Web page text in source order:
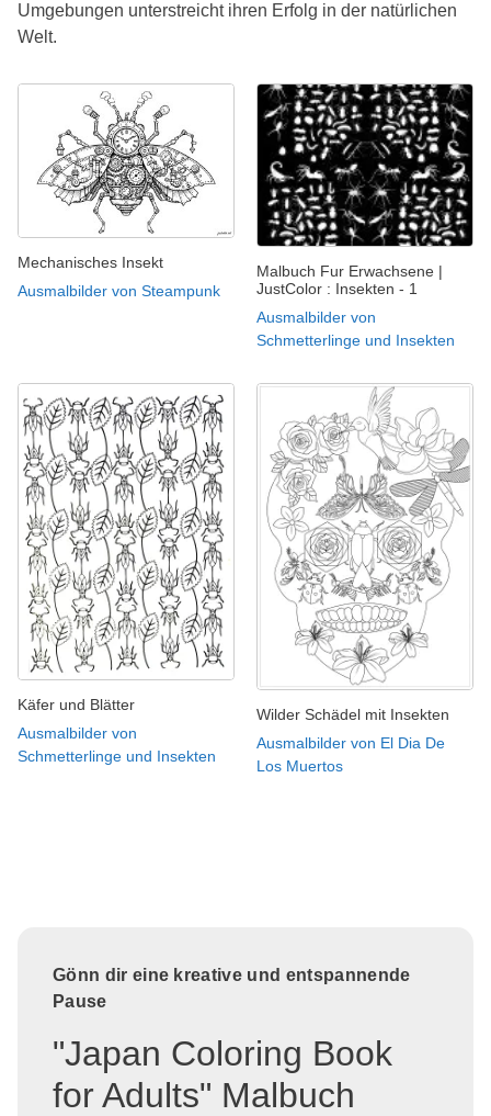
Umgebungen unterstreicht ihren Erfolg in der natürlichen
Welt.
Mechanisches Insekt
Ausmalbilder von Steampunk
Malbuch Fur Erwachsene |
JustColor : Insekten - 1
Ausmalbilder von
Schmetterlinge und Insekten
Käfer und Blätter
Ausmalbilder von
Schmetterlinge und Insekten
Wilder Schädel mit Insekten
Ausmalbilder von El Dia De
Los Muertos
Gönn dir eine kreative und entspannende
Pause
"Japan Coloring Book
for Adults" Malbuch